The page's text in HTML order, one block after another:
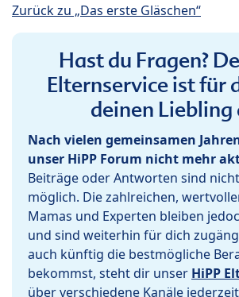
Zurück zu „Das erste Gläschen“
Hast du Fragen?
Elternservice ist für
deinen Liebling
Nach vielen gemeinsamen
unser HiPP Forum nicht mehr
Beiträge oder Antworten sind
möglich. Die zahlreichen,
Mamas und Experten bleiben
und sind weiterhin für dich
auch künftig die bestmögliche
bekommst, steht dir unser HiPP
über verschiedene Kanäle